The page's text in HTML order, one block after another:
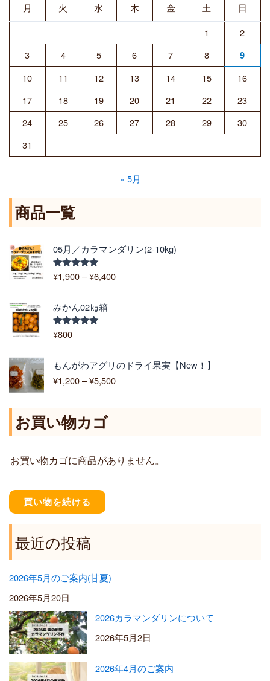
月
火 水 木 金 土
日
1
2
3
4 5 6 7 8 9
10 11 12 13 14 15
16
17
18 19 20 21 22
23
24
25 26 27 28 29
30
31
« 5月
商品一覧
05月／カラマンダリン(2-10kg)
5段階中
5.00
¥1,900 –¥6,400
格
:
0
–
¥
みかん02㎏箱
5段階中
¥800
もんがわアグリのドライ果実【New！】
¥1,200 –¥5,500
格
帯
0
お買い物カゴ
お買い物カゴに商品がありません。
買い物を続ける
最近の投稿
2026年5月のご案内(甘夏)
2026年5月20日
2026カラマンダリンについて
2026年5月2日
2026年4月のご案内